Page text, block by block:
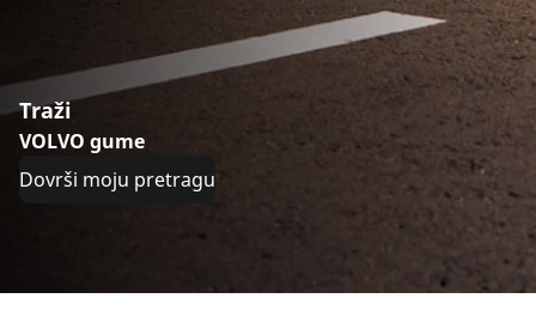
Traži
VOLVO gume
Dovrši moju pretragu